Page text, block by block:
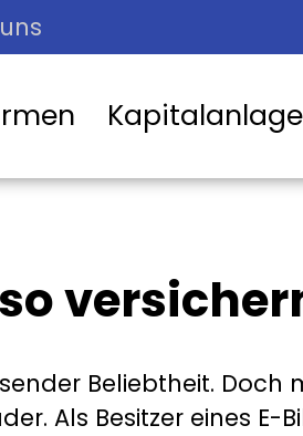
Beliebtheit.
Als Besitzer eines E-